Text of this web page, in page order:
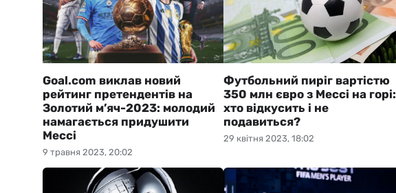
9 травня 2023, 20:02
Goal.com виклав новий
рейтинг претендентів на
Золотий м’яч-2023: молодий
намагається придушити
Мессі
29 квітня 2023, 18:02
Футбольний пиріг вартістю
350 млн євро з Мессі на горі:
хто відкусить і не
подавиться?